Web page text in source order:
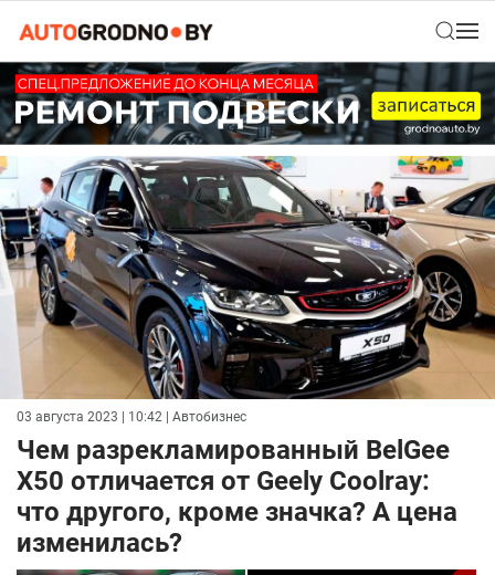
03 августа 2023 | 10:42 | Автобизнес
Чем разрекламированный BelGee
X50 отличается от Geely Coolray:
что другого, кроме значка? А цена
изменилась?